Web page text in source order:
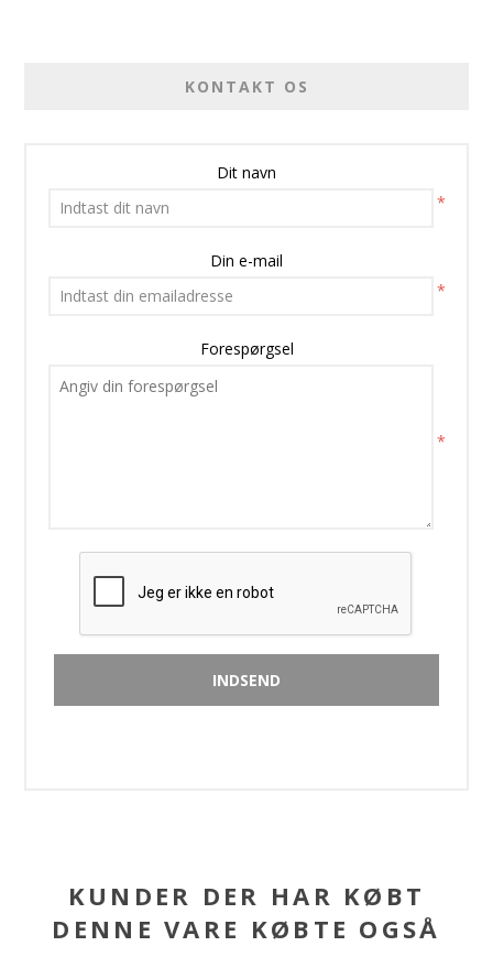
KONTAKT OS
Dit navn
*
Din e-mail
*
Forespørgsel
*
KUNDER DER HAR KØBT
DENNE VARE KØBTE OGSÅ